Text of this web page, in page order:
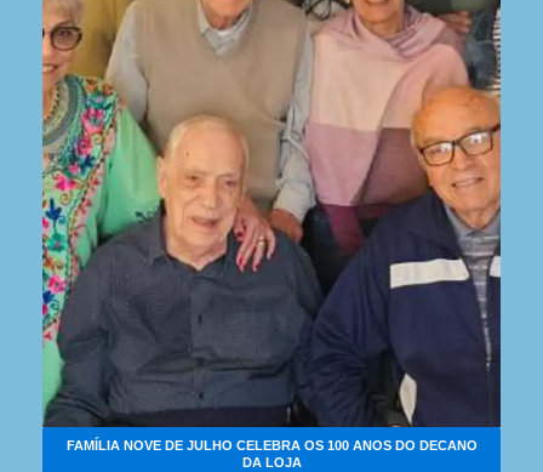
FAMÍLIA NOVE DE JULHO CELEBRA OS 100 ANOS DO DECANO
DA LOJA